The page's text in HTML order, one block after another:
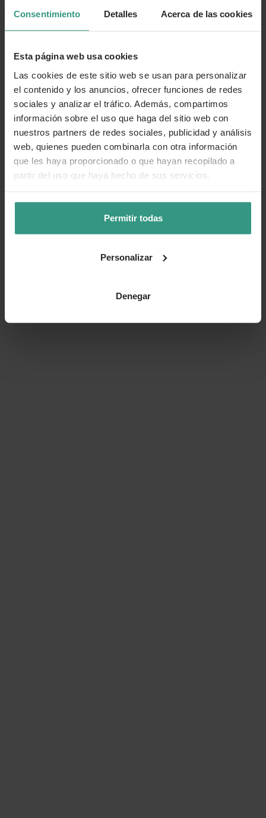
Consentimiento Detalles Acerca de las cookies
Esta página web usa cookies
Las cookies de este sitio web se usan para personalizar
el contenido y los anuncios, ofrecer funciones de redes
sociales y analizar el tráfico. Además, compartimos
información sobre el uso que haga del sitio web con
nuestros partners de redes sociales, publicidad y análisis
web, quienes pueden combinarla con otra información
que les haya proporcionado o que hayan recopilado a
partir del uso que haya hecho de sus servicios.
Permitir todas
Personalizar
Denegar
¿Te ha resultado útil la información de este producto?
👍 Sí 😐 Más o menos